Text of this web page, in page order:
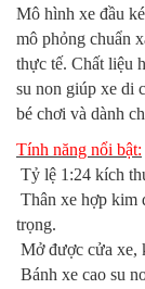
Mô hình xe đầu
mô phỏng chuẩn
thực tế. Chất liệu
su non giúp xe di
bé chơi và dành
Tính năng nổi bật:
Tỷ lệ 1:24 kích
Thân xe hợp kim
trọng.
Mở được cửa xe,
Bánh xe cao su